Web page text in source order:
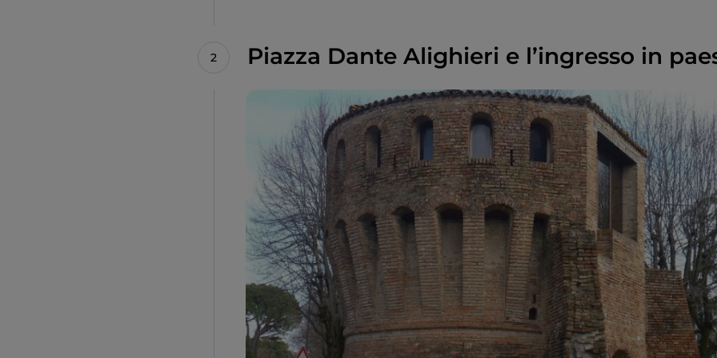
Piazza Dante Alighieri e l’ingresso in